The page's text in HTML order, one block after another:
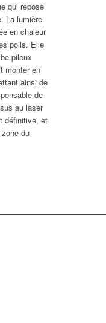
qui repose
La lumière
en chaleur
poils. Elle
pileux
monter en
ainsi de
de
au laser
définitive, et
du